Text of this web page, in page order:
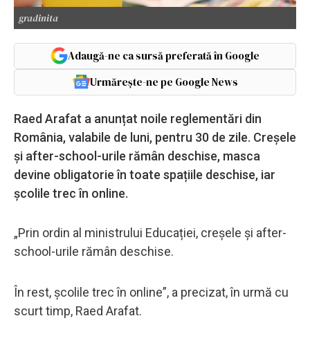
gradinita
Adaugă-ne ca sursă preferată în Google
Urmărește-ne pe Google News
Raed Arafat a anunțat noile reglementări din
România, valabile de luni, pentru 30 de zile. Creșele
și after-school-urile rămân deschise, masca
devine obligatorie în toate spațiile deschise, iar
școlile trec în online.
„Prin ordin al ministrului Educației, creșele și after-
school-urile rămân deschise.
În rest, școlile trec în online”, a precizat, în urmă cu
scurt timp, Raed Arafat.